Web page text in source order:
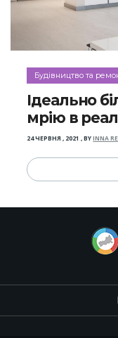
Будівництво та
Ідеально
мрію в
24 ЧЕРВНЯ , 2021 ,BYINNA